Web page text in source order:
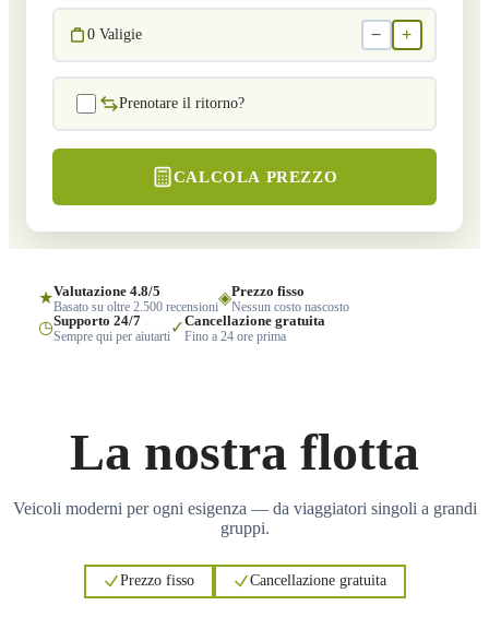
0 Valigie − +
Prenotare il ritorno?
CALCOLA PREZZO
★Valutazione 4.8/5
Basato su oltre 2.500 recensioni◈Prezzo fisso
Nessun costo nascosto
◷Supporto 24/7
Sempre qui per aiutarti✓Cancellazione gratuita
Fino a 24 ore prima
La nostra flotta
Veicoli moderni per ogni esigenza — da viaggiatori singoli a grandi
gruppi.
Prezzo fisso Cancellazione gratuita